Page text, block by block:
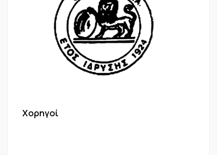
Χορηγοί